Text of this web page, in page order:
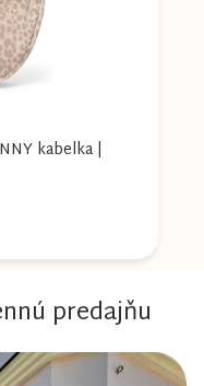
kabelka |
predajňu